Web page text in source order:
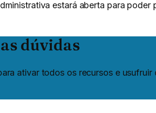
estará aberta para
dúvidas
ativar todos os recursos e